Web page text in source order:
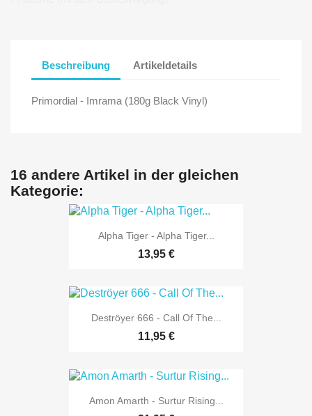
Beschreibung Artikeldetails
Primordial - Imrama (180g Black Vinyl)
16 andere Artikel in der gleichen
Kategorie:
Alpha Tiger - Alpha Tiger...
13,95 €
Deströyer 666 - Call Of The...
11,95 €
Amon Amarth - Surtur Rising...